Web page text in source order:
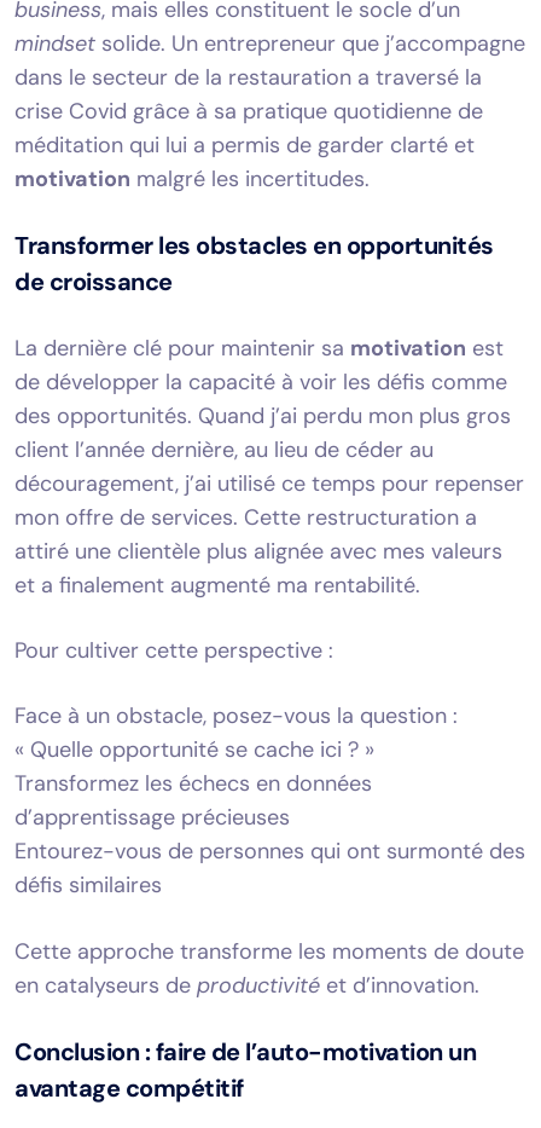
business, mais elles constituent le socle d’un
mindset solide. Un entrepreneur que j’accompagne
dans le secteur de la restauration a traversé la
crise Covid grâce à sa pratique quotidienne de
méditation qui lui a permis de garder clarté et
motivation malgré les incertitudes.
Transformer les obstacles en opportunités
de croissance
La dernière clé pour maintenir sa motivation est
de développer la capacité à voir les défis comme
des opportunités. Quand j’ai perdu mon plus gros
client l’année dernière, au lieu de céder au
découragement, j’ai utilisé ce temps pour repenser
mon offre de services. Cette restructuration a
attiré une clientèle plus alignée avec mes valeurs
et a finalement augmenté ma rentabilité.
Pour cultiver cette perspective :
Face à un obstacle, posez-vous la question :
« Quelle opportunité se cache ici ? »
Transformez les échecs en données
d’apprentissage précieuses
Entourez-vous de personnes qui ont surmonté des
défis similaires
Cette approche transforme les moments de doute
en catalyseurs de productivité et d’innovation.
Conclusion : faire de l’auto-motivation un
avantage compétitif